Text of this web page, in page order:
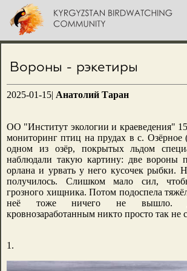
Вороны - рэкетиры
2025-01-15| Анатолий Таран
ОО "Институт экологии и краеведения"
мониторинг птиц на прудах в с. Озёрное
одном из озёр, покрытых льдом
наблюдали такую картину: две вороны
орлана и урвать у него кусочек рыбки.
получилось. Слишком мало сил,
грозного хищника. Потом подоспела
неё тоже ничего не вышло.
кровнозаработанным никто просто так не
1.